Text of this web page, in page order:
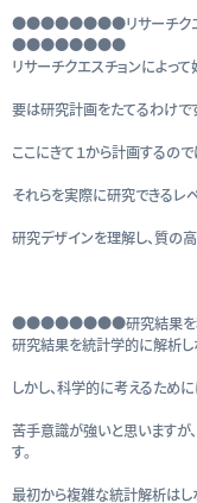
●●●●●●●●リサーチクエス
●●●●●●●●
リサーチクエスチョンによっ
要は研究計画をたてるわけで
ここにきて１から計画するので
それらを実際に研究できるレ
研究デザインを理解し、質の高
●●●●●●●●研究結果を
研究結果を統計学的に解析し
しかし、科学的に考えるため
苦手意識が強いと思いますが
す。
最初から複雑な統計解析はし